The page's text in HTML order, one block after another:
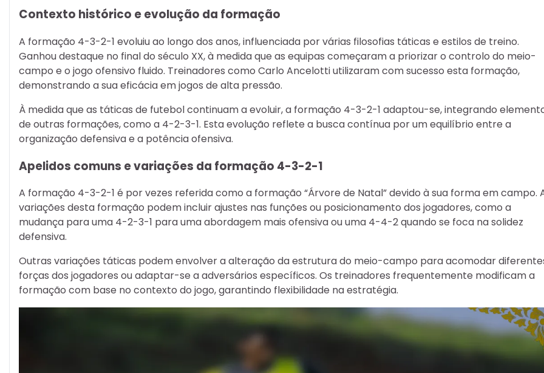
Contexto histórico e evolução da formação
A formação 4-3-2-1 evoluiu ao longo dos anos, influenciada por várias filosofias táticas e estilos de treino.
Ganhou destaque no final do século XX, à medida que as equipas começaram a priorizar o controlo do meio-
campo e o jogo ofensivo fluido. Treinadores como Carlo Ancelotti utilizaram com sucesso esta formação,
demonstrando a sua eficácia em jogos de alta pressão.
À medida que as táticas de futebol continuam a evoluir, a formação 4-3-2-1 adaptou-se, integrando
de outras formações, como a 4-2-3-1. Esta evolução reflete a busca contínua por um equilíbrio entre a
organização defensiva e a potência ofensiva.
Apelidos comuns e variações da formação 4-3-2-1
A formação 4-3-2-1 é por vezes referida como a formação “Árvore de Natal” devido à sua forma em campo.
variações desta formação podem incluir ajustes nas funções ou posicionamento dos jogadores, como a
mudança para uma 4-2-3-1 para uma abordagem mais ofensiva ou uma 4-4-2 quando se foca na solidez
defensiva.
Outras variações táticas podem envolver a alteração da estrutura do meio-campo para acomodar
forças dos jogadores ou adaptar-se a adversários específicos. Os treinadores frequentemente modificam a
formação com base no contexto do jogo, garantindo flexibilidade na estratégia.